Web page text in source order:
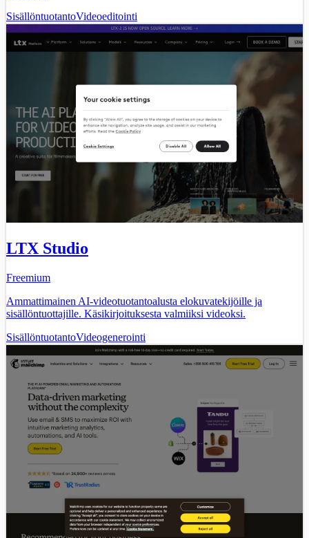
SisällöntuotantoVideoeditointi
LTX Studio
Freemium
Ammattimainen AI-videotuotantoalusta elokuvatekijöille ja
sisällöntuottajille. Käsikirjoituksesta valmiiksi videoksi.
SisällöntuotantoVideogenerointi